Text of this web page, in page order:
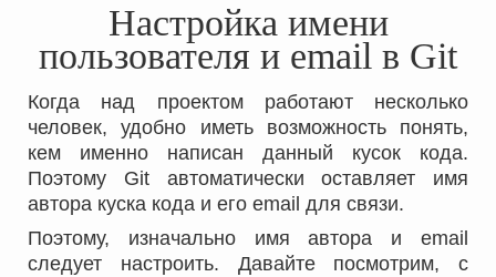
Настройка имени
пользователя и email в Git
Когда над проектом работают несколько
человек, удобно иметь возможность понять,
кем именно написан данный кусок кода.
Поэтому Git автоматически оставляет имя
автора куска кода и его email для связи.
Поэтому, изначально имя автора и email
следует настроить. Давайте посмотрим, с